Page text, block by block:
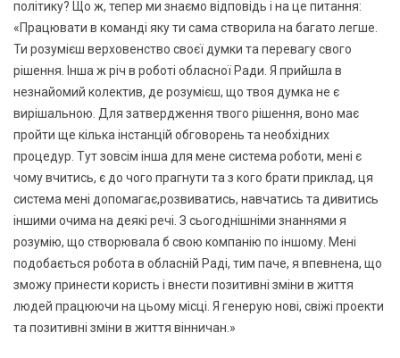
політику? Що ж, тепер ми знаємо відповідь і на це питання:
«Працювати в команді яку ти сама створила на багато легше.
Ти розумієш верховенство своєї думки та перевагу свого
рішення. Інша ж річ в роботі обласної Ради. Я прийшла в
незнайомий колектив, де розумієш, що твоя думка не є
вирішальною. Для затвердження твого рішення, воно має
пройти ще кілька інстанцій обговорень та необхідних
процедур. Тут зовсім інша для мене система роботи, мені є
чому вчитись, є до чого прагнути та з кого брати приклад, ця
система мені допомагає,розвиватись, навчатись та дивитись
іншими очима на деякі речі. З сьогоднішніми знаннями я
розумію, що створювала б свою компанію по іншому. Мені
подобається робота в обласній Раді, тим паче, я впевнена, що
зможу принести користь і внести позитивні зміни в життя
людей працюючи на цьому місці. Я генерую нові, свіжі проекти
та позитивні зміни в життя вінничан.»